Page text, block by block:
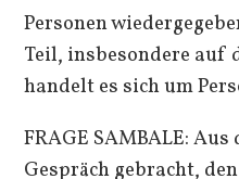
Personen
Teil, insbesondere auf
handelt es sich um
FRAGE SAMBALE:
Gespräch gebracht,